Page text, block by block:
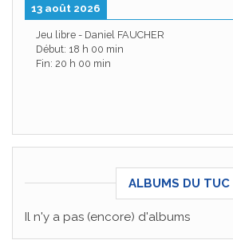
13 août 2026
Jeu libre - Daniel FAUCHER
Début: 18 h 00 min
Fin: 20 h 00 min
ALBUMS DU TUC
Il n'y a pas (encore) d'albums